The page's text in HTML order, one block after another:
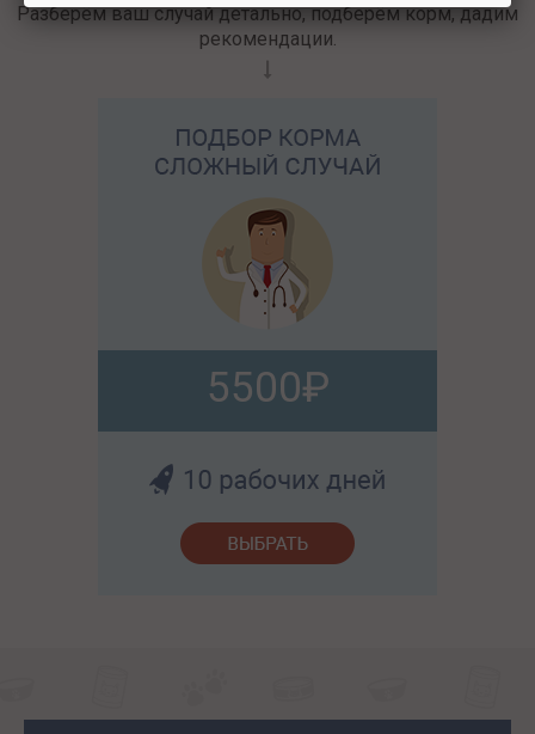
Разберём ваш случай детально, подберём корм, дадим
рекомендации.
5500